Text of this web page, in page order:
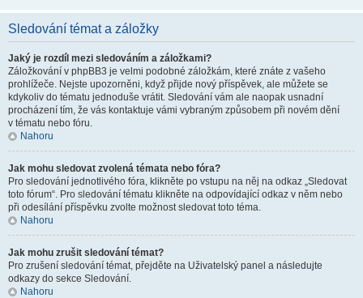
Sledování témat a záložky
Jaký je rozdíl mezi sledováním a záložkami?
Záložkování v phpBB3 je velmi podobné záložkám, které znáte z vašeho
prohlížeče. Nejste upozorněni, když přijde nový příspěvek, ale můžete se
kdykoliv do tématu jednoduše vrátit. Sledování vám ale naopak usnadní
procházení tím, že vás kontaktuje vámi vybraným způsobem při novém dění
v tématu nebo fóru.
Nahoru
Jak mohu sledovat zvolená témata nebo fóra?
Pro sledování jednotlivého fóra, klikněte po vstupu na něj na odkaz „Sledovat
toto fórum“. Pro sledování tématu klikněte na odpovídající odkaz v něm nebo
při odesílání příspěvku zvolte možnost sledovat toto téma.
Nahoru
Jak mohu zrušit sledování témat?
Pro zrušení sledování témat, přejděte na Uživatelský panel a následujte
odkazy do sekce Sledování.
Nahoru